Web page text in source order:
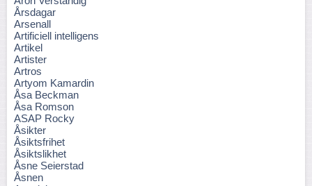
Årsdagar
Arsenall
Artificiell intelligens
Artikel
Artister
Artros
Artyom Kamardin
Åsa Beckman
Åsa Romson
ASAP Rocky
Åsikter
Åsiktsfrihet
Åsiktslikhet
Åsne Seierstad
Åsnen